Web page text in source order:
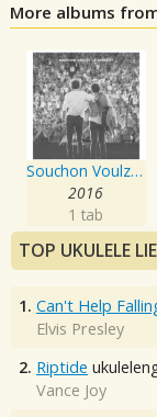
More albums
Souchon Voulzy - Le concert
2016
1 tab
TOP UKULELE
1. Can't Help
Elvis Presley
2. Riptide
Vance Joy